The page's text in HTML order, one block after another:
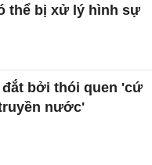
thể bị xử lý hình sự
đắt bởi thói quen 'cứ
nước'